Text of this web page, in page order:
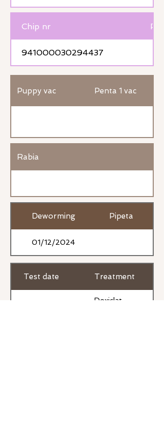
Chip nr
941000030294437
Puppy vac Penta 1 vac
Rabia
Deworming Pipeta
01/12/2024
Test date Treatment
Doxiclat,